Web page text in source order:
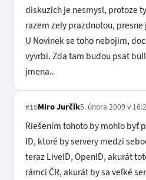
diskuzich je nesmysl, protoze
razem zely prazdnotou,
U Novinek se toho nebojim,
vyvrbi. Zda tam budou psat
jmena..
#15Miro Jurčík5. února 2009 v
Riešením tohoto by mohlo byť
ID, ktoré by servery medzi
teraz LiveID, OpenID, akurát
rámci ČR, akurát by sa veľké